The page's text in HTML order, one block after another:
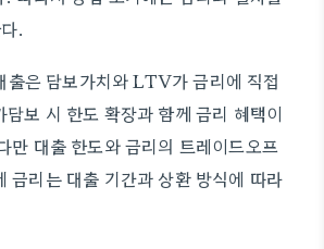
.
출은 담보가치와 LTV가 금리에 직접
보 시 한도 확장과 함께 금리 혜택이
만 대출 한도와 금리의 트레이드오프
금리는 대출 기간과 상환 방식에 따라